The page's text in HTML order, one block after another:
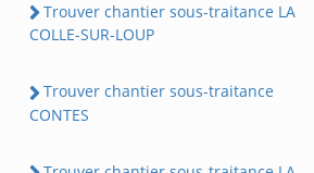
Trouver chantier sous-traitance LA
COLLE-SUR-LOUP
Trouver chantier sous-traitance
CONTES